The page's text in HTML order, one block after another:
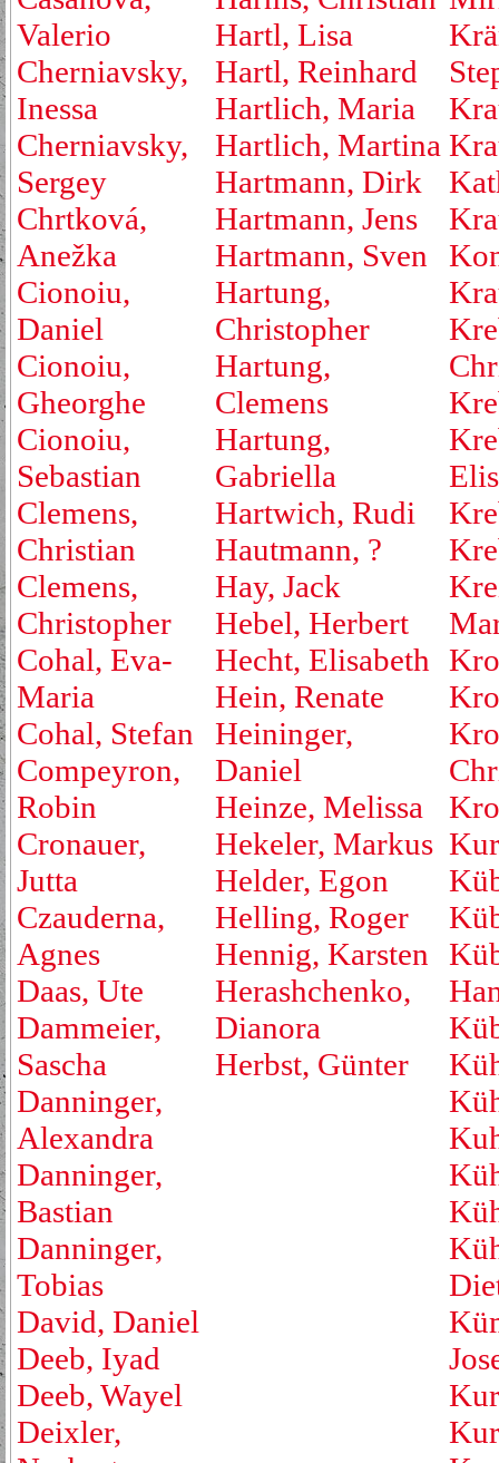
Valerio
Cherniavsky,
Inessa
Cherniavsky,
Sergey
Chrtková,
Anežka
Cionoiu,
Daniel
Cionoiu,
Gheorghe
Cionoiu,
Sebastian
Clemens,
Christian
Clemens,
Christopher
Cohal, Eva-
Maria
Cohal, Stefan
Compeyron,
Robin
Cronauer,
Jutta
Czauderna,
Agnes
Daas, Ute
Dammeier,
Sascha
Danninger,
Alexandra
Danninger,
Bastian
Danninger,
Tobias
David, Daniel
Deeb, Iyad
Deeb, Wayel
Deixler,
Hartl, Lisa
Hartl, Reinhard
Hartlich, Maria
Hartlich, Martina
Hartmann, Dirk
Hartmann, Jens
Hartmann, Sven
Hartung,
Christopher
Hartung,
Clemens
Hartung,
Gabriella
Hartwich, Rudi
Hautmann, ?
Hay, Jack
Hebel, Herbert
Hecht, Elisabeth
Hein, Renate
Heininger,
Daniel
Heinze, Melissa
Hekeler, Markus
Helder, Egon
Helling, Roger
Hennig, Karsten
Herashchenko,
Dianora
Herbst, Günter